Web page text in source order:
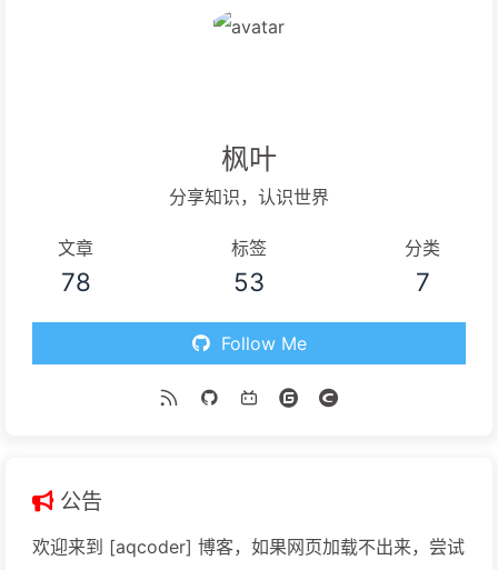
枫叶
分享知识，认识世界
文章
78
标签
53
分类
7
Follow Me
公告
欢迎来到 [aqcoder] 博客，如果网页加载不出来，尝试